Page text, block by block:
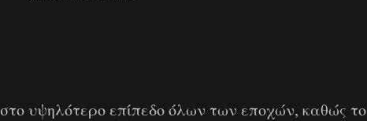
υψηλότερο επίπεδο όλων των εποχών, καθώς το